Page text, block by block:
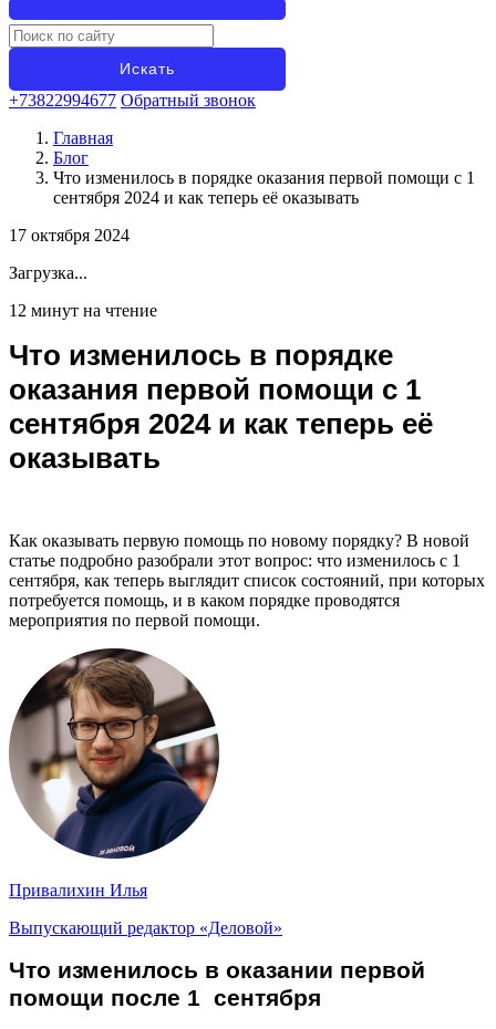
+73822994677 Обратный звонок
Главная
Блог
Что изменилось в порядке оказания первой помощи с 1
сентября 2024 и как теперь её оказывать
17 октября 2024
Загрузка...
12 минут на чтение
Что изменилось в порядке
оказания первой помощи с 1
сентября 2024 и как теперь её
оказывать
Как оказывать первую помощь по новому порядку? В новой
статье подробно разобрали этот вопрос: что изменилось с 1
сентября, как теперь выглядит список состояний, при которых
потребуется помощь, и в каком порядке проводятся
мероприятия по первой помощи.
Привалихин Илья
Выпускающий редактор «Деловой»
Что изменилось в оказании первой
помощи после 1 сентября